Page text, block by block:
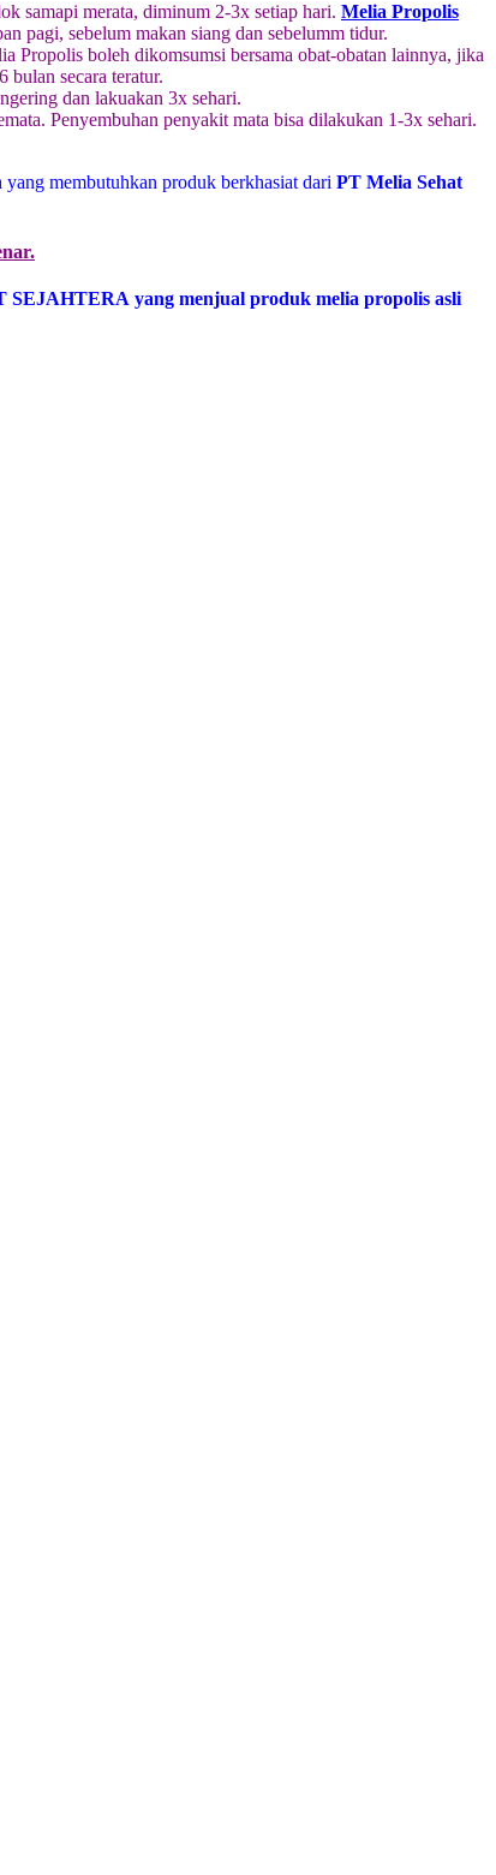
samapi merata, diminum 2-3x setiap hari. Melia Propolis
pagi, sebelum makan siang dan sebelumm tidur.
Propolis boleh dikomsumsi bersama obat-obatan lainnya, jika
bulan secara teratur.
dan lakuakan 3x sehari.
Penyembuhan penyakit mata bisa dilakukan 1-3x sehari.
membutuhkan produk berkhasiat dari PT Melia Sehat
yang menjual produk melia propolis asli